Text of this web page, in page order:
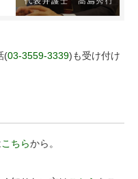
(03-3559-3339)も受け付け
こちらから。